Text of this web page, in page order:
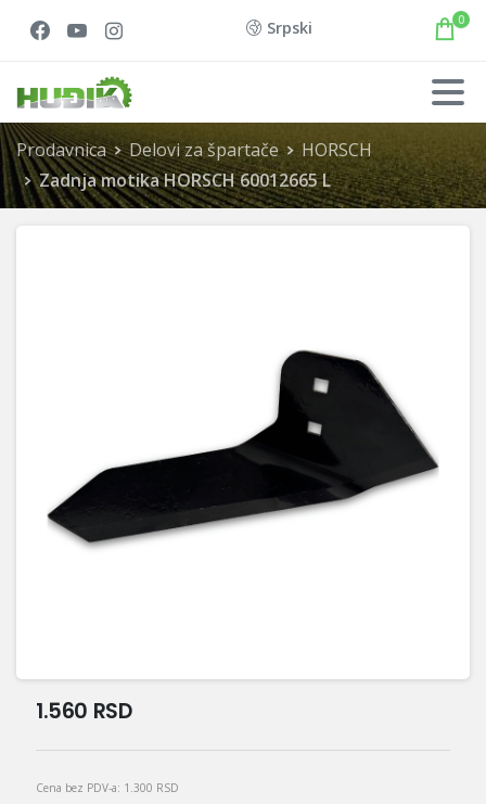
Srpski 0
Prodavnica Delovi za špartače
HORSCH
Zadnja motika HORSCH 60012665 L
1.560 RSD
Cena bez PDV-a: 1.300 RSD